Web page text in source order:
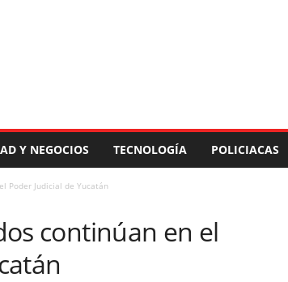
Y NEGOCIOS TECNOLOGÍA POLICIACAS
Poder Judicial de Yucatán
continúan en el